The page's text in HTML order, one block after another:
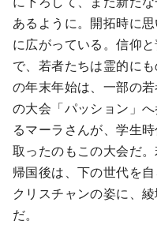
あるように。開拓時に
に広がっている。信仰
で、若者たちは霊的に
の年末年始は、一部の
の大会「パッション」
るマーラさんが、学生
取ったのもこの大会だ
帰国後は、下の世代を
クリスチャンの姿に、
だ。